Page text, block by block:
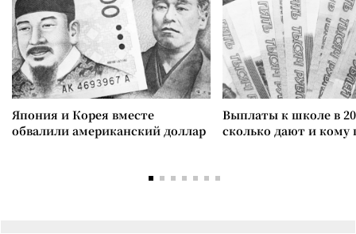
Япония и Корея вместе
обвалили американский доллар
Выплаты к школе в
сколько дают и